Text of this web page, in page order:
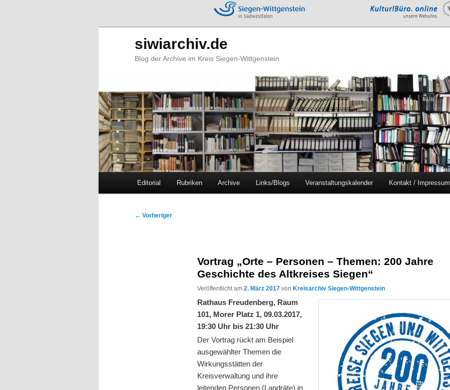
siwiarchiv.de
Blog der Archive im Kreis Siegen-Wittgenstein
Zum
Zum
Editorial Rubriken Archive Links/Blogs Veranstaltungskalender Kontakt / Impressum
Beitragsnavigation
← Vorheriger
Vortrag „Orte – Personen – Themen: 200 Jahre
Geschichte des Altkreises Siegen“
Veröffentlicht am2. März 2017 vonKreisarchiv Siegen-Wittgenstein
Rathaus Freudenberg, Raum
101, Morer Platz 1, 09.03.2017,
19:30 Uhr bis 21:30 Uhr
Der Vortrag rückt am Beispiel
ausgewählter Themen die
Wirkungsstätten der
Kreisverwaltung und ihre
leitenden Personen (Landräte) in